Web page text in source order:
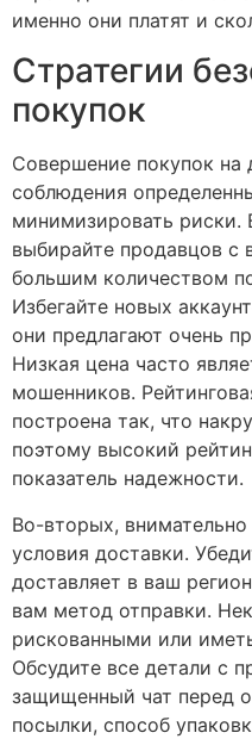
именно они платят и
Стратегии
покупок
Совершение покупок на
соблюдения
минимизировать риски.
выбирайте продавцов с
большим количеством
Избегайте новых
они предлагают очень
Низкая цена часто
мошенников.
построена так, что
поэтому высокий
показатель надежности.
Во-вторых,
условия доставки.
доставляет в ваш
вам метод отправки.
рискованными или
Обсудите все детали с
защищенный чат перед
посылки, способ